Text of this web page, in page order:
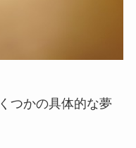
つかの具体的な夢